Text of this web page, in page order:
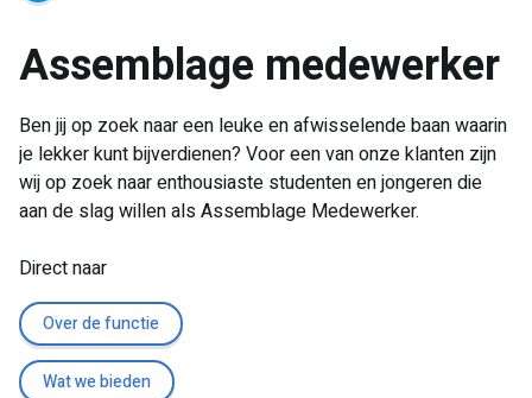
Assemblage medewerker
Ben jij op zoek naar een leuke en afwisselende baan waarin
je lekker kunt bijverdienen? Voor een van onze klanten zijn
wij op zoek naar enthousiaste studenten en jongeren die
aan de slag willen als Assemblage Medewerker.
Direct naar
Over de functie
Wat we bieden